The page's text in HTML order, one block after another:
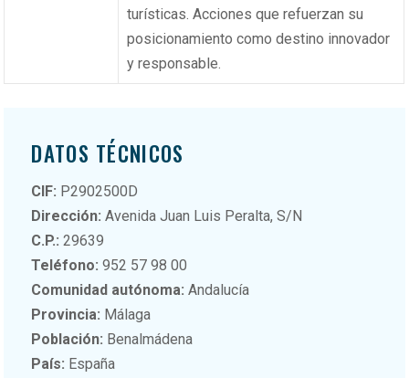
turísticas. Acciones que refuerzan su
posicionamiento como destino innovador
y responsable.
DATOS TÉCNICOS
CIF: P2902500D
Dirección: Avenida Juan Luis Peralta, S/N
C.P.: 29639
Teléfono: 952 57 98 00
Comunidad autónoma: Andalucía
Provincia: Málaga
Población: Benalmádena
País: España